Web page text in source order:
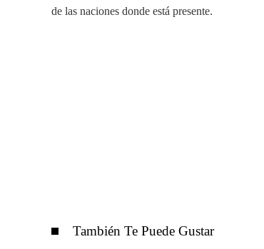
de las naciones donde está presente.
También Te Puede Gustar